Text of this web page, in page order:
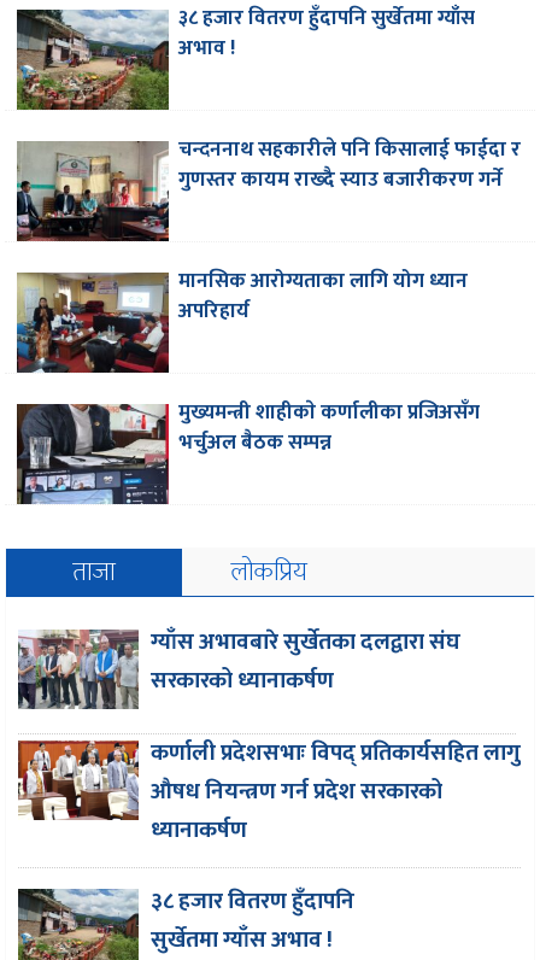
३८ हजार वितरण हुँदापनि सुर्खेतमा ग्याँस
अभाव !
चन्दननाथ सहकारीले पनि किसालाई फाईदा र
गुणस्तर कायम राख्दै स्याउ बजारीकरण गर्ने
मानसिक आरोग्यताका लागि योग ध्यान
अपरिहार्य
मुख्यमन्त्री शाहीकाे कर्णालीका प्रजिअसँग
भर्चुअल बैठक सम्पन्न
ताजा लोकप्रिय
ग्याँस अभावबारे सुर्खेतका दलद्वारा संघ
सरकारको ध्यानाकर्षण
कर्णाली प्रदेशसभाः विपद् प्रतिकार्यसहित लागु
औषध नियन्त्रण गर्न प्रदेश सरकारको
ध्यानाकर्षण
३८ हजार वितरण हुँदापनि
सुर्खेतमा ग्याँस अभाव !